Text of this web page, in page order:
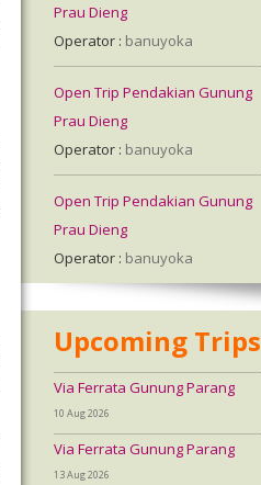
Prau Dieng
Operator : banuyoka
Open Trip Pendakian Gunung
Prau Dieng
Operator : banuyoka
Open Trip Pendakian Gunung
Prau Dieng
Operator : banuyoka
Upcoming Trips
Via Ferrata Gunung Parang
10 Aug 2026
Via Ferrata Gunung Parang
13 Aug 2026